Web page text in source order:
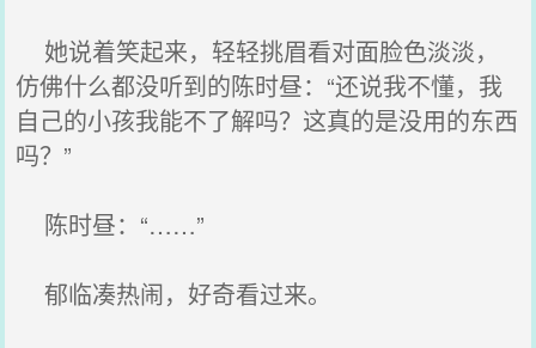
她说着笑起来，轻轻挑眉看对面脸色淡淡，
仿佛什么都没听到的陈时昼：“还说我不懂，我
自己的小孩我能不了解吗？这真的是没用的东西
吗？”
陈时昼：“……”
郁临凑热闹，好奇看过来。